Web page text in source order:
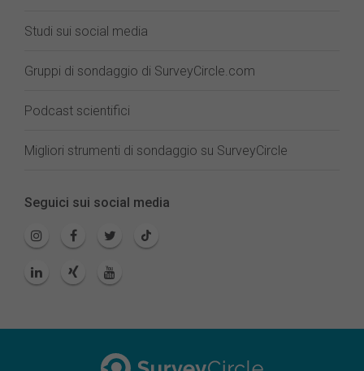
Studi sui social media
Gruppi di sondaggio di SurveyCircle.com
Podcast scientifici
Migliori strumenti di sondaggio su SurveyCircle
Seguici sui social media